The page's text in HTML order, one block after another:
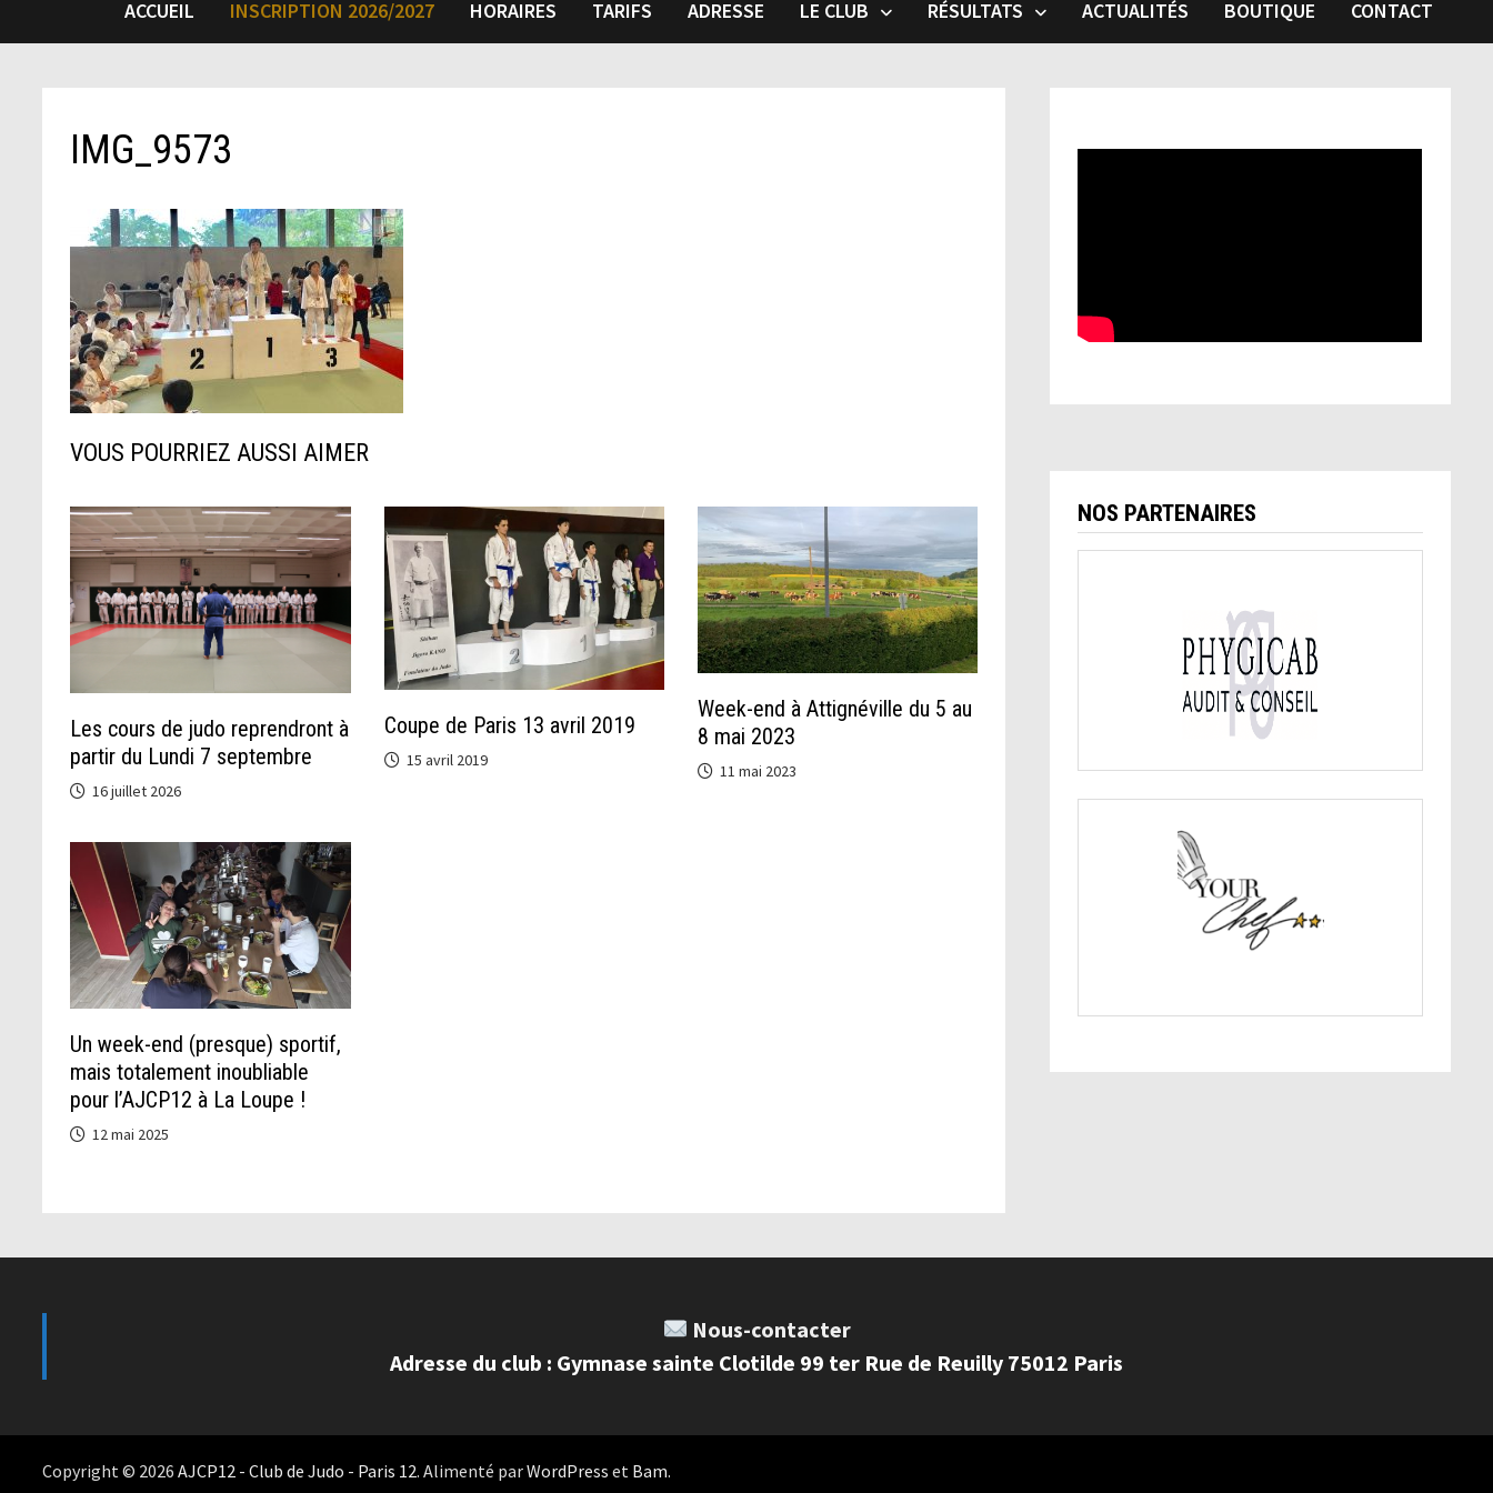
ACCUEIL INSCRIPTION 2026/2027 HORAIRES TARIFS ADRESSE LE CLUB RÉSULTATS ACTUALITÉS BOUTIQUE CONTACT
IMG_9573
VOUS POURRIEZ AUSSI AIMER
Les cours de judo reprendront à
partir du Lundi 7 septembre
16 juillet 2026
Coupe de Paris 13 avril 2019
15 avril 2019
Week-end à Attignéville du 5 au
8 mai 2023
11 mai 2023
Un week-end (presque) sportif,
mais totalement inoubliable
pour l’AJCP12 à La Loupe !
12 mai 2025
NOS PARTENAIRES
Nous-contacter
Adresse du club : Gymnase sainte Clotilde 99 ter Rue de Reuilly 75012 Paris
Copyright © 2026AJCP12 - Club de Judo - Paris 12. Alimenté parWordPress et Bam.